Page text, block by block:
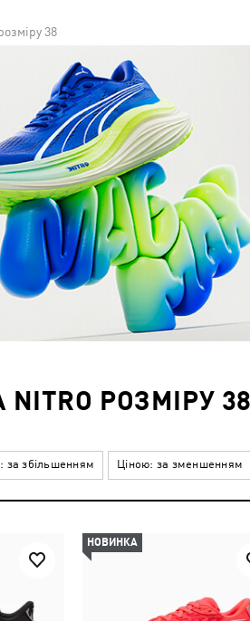
38
РОЗМІРУ 38
за збільшенням Ціною: за зменшенням
НОВИНКА